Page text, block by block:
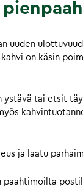
uuden
on käsin
tai etsit
ja laatu